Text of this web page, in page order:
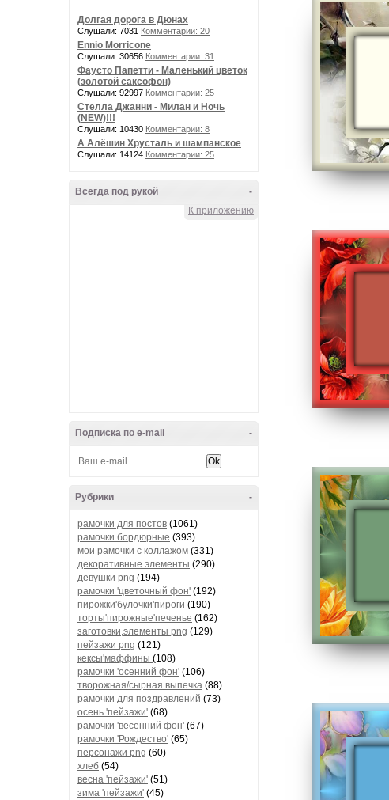
Долгая дорога в Дюнах
Слушали: 7031 Комментарии: 20
Ennio Morricone
Слушали: 30656 Комментарии: 31
Фаусто Папетти - Маленький цветок
(золотой саксофон)
Слушали: 92997 Комментарии: 25
Стелла Джанни - Милан и Ночь
(NEW)!!!
Слушали: 10430 Комментарии: 8
А Алёшин Хрусталь и шампанское
Слушали: 14124 Комментарии: 25
-
Всегда под рукой
К приложению
-
Подписка по e-mail
-
Рубрики
рамочки для постов (1061)
рамочки бордюрные (393)
мои рамочки с коллажом (331)
декоративные элементы (290)
девушки png (194)
рамочки 'цветочный фон' (192)
пирожки'булочки'пироги (190)
торты'пирожные'печенье (162)
заготовки,элементы png (129)
пейзажи png (121)
кексы'маффины (108)
рамочки 'осенний фон' (106)
творожная/сырная выпечка (88)
рамочки для поздравлений (73)
осень 'пейзажи' (68)
рамочки 'весенний фон' (67)
рамочки 'Рождество' (65)
персонажи png (60)
хлеб (54)
весна 'пейзажи' (51)
зима 'пейзажи' (45)